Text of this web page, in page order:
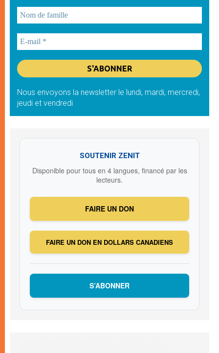
Nous envoyons la newsletter le lundi, mardi, mercredi,
jeudi et vendredi
SOUTENIR ZENIT
Disponible pour tous en 4 langues, financé par les
lecteurs.
FAIRE UN DON
FAIRE UN DON EN DOLLARS CANADIENS
S’ABONNER